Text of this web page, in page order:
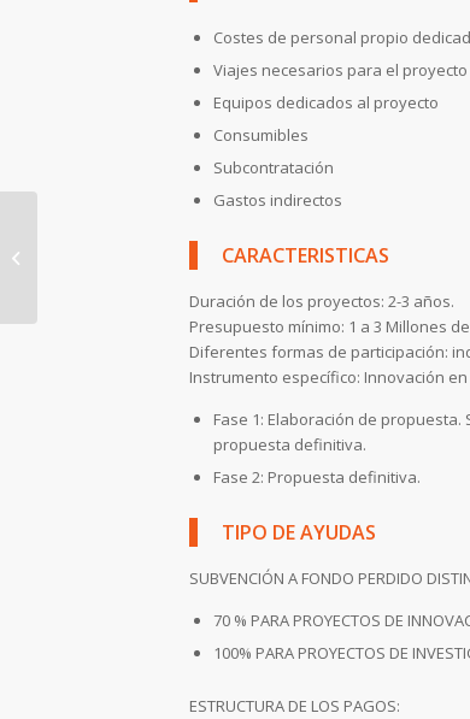
Costes de personal propio
Viajes necesarios para el proyecto
Equipos dedicados al proyecto
Consumibles
Subcontratación
Gastos indirectos
CARACTERISTICAS
Duración de los proyectos: 2-3 años.
Presupuesto mínimo: 1 a 3 Millones
Diferentes formas de participación:
Instrumento específico: Innovación en
Fase 1: Elaboración de
propuesta definitiva.
Fase 2: Propuesta definitiva.
TIPO DE AYUDAS
SUBVENCIÓN A FONDO PERDIDO
70 % PARA PROYECTOS DE
100% PARA PROYECTOS DE
ESTRUCTURA DE LOS PAGOS: